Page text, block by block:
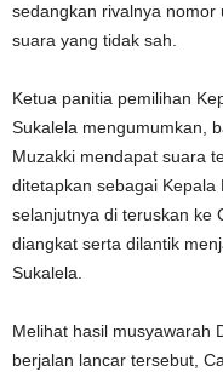
sedangkan rivalnya nomor
suara yang tidak sah.
Ketua panitia pemilihan
Sukalela mengumumkan,
Muzakki mendapat suara
ditetapkan sebagai Kepala
selanjutnya di teruskan ke
diangkat serta dilantik
Sukalela.
Melihat hasil musyawarah
berjalan lancar tersebut,